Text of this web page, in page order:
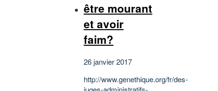
être mourant
et avoir
faim?
26 janvier 2017
http://www.genethique.org/fr/des-